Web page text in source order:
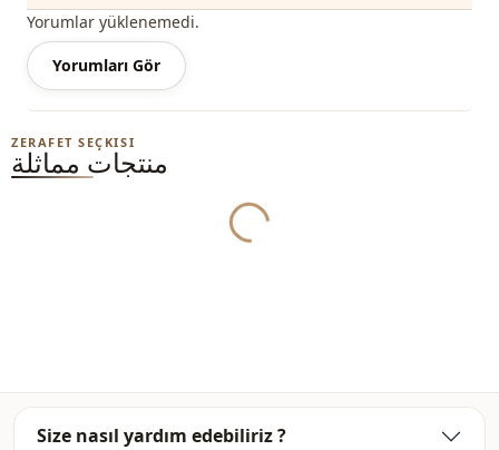
Yorumlar yüklenemedi.
Yorumları Gör
ZERAFET SEÇKISI
منتجات مماثلة
Yukleniyor...
Size nasıl yardım edebiliriz ?